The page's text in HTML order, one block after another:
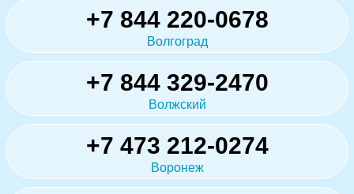
+7 844 220-0678
Волгоград
+7 844 329-2470
Волжский
+7 473 212-0274
Воронеж